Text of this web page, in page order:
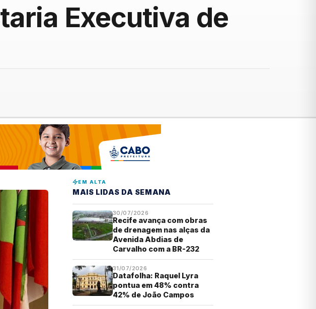
Executiva de
EM ALTA
MAIS LIDAS DA SEMANA
30/07/2026
Recife avança com obras
de drenagem nas alças da
Avenida Abdias de
Carvalho com a BR-232
31/07/2026
Datafolha: Raquel Lyra
pontua em 48% contra
42% de João Campos